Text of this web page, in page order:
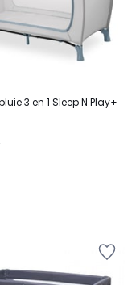
3 en 1 Sleep N Play+